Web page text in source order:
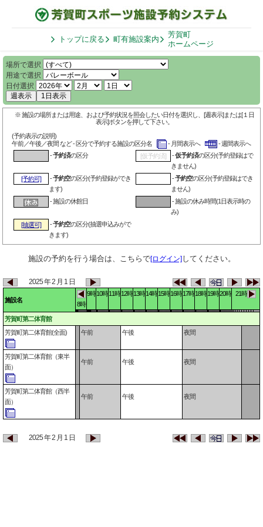
トップに戻る 町有施設案内
芳賀町
ホームページ
場所で選択
用途で選択
日付選択
週表示
1日表示
※ 施設の場所または用途、および予約状況を照会したい日付を選択し、[週表示]または[１日
表示]ボタンを押して下さい。
(予約表示の説明)
午前／午後／夜間 など - 区分で予約する施設の区分名
- 月間表示へ
- 週間表示へ
-予約済の区分 [仮予約済] -仮予約済の区分(予約登録はで
きません)
[予約可]
-予約空の区分(予約登録ができ
ます)
-予約空の区分(予約登録はでき
ません)
- 施設の休館日
- 施設の休み時間(1日表示時の
み)
[抽選可]
-予約空の区分(抽選申込みがで
きます)
施設の予約を行う場合は、こちらで[ログイン]してください。
2025 年 2 月 1 日
施設名
8時
9時10時11時12時13時14時15時16時17時18時19時20時 21時
芳賀町第二体育館
芳賀町第二体育館(全面)
午前 午後 夜間
芳賀町第二体育館（東半
面）
午前 午後 夜間
芳賀町第二体育館（西半
面）
午前 午後 夜間
2025 年 2 月 1 日